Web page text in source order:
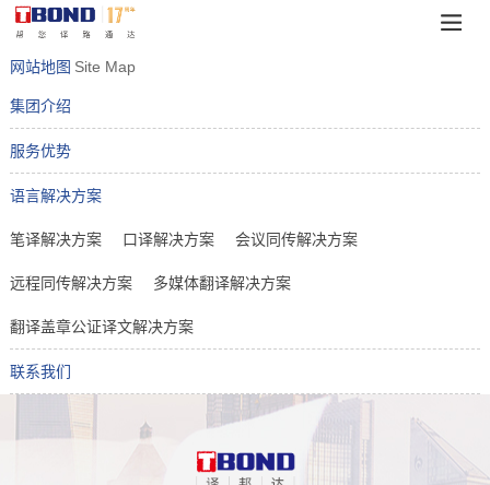
网站地图 Site Map
集团介绍
服务优势
语言解决方案
笔译解决方案 口译解决方案 会议同传解决方案
远程同传解决方案 多媒体翻译解决方案
翻译盖章公证译文解决方案
联系我们